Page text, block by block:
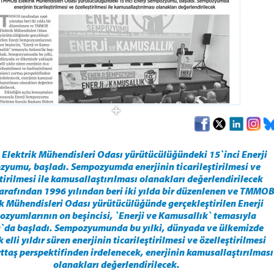
Elektrik Mühendisleri Odası yürütücülüğündeki 15`inci Enerji
başladı. Sempozyumda enerjinin ticarileştirilmesi ve
ile kamusallaştırılması olanakları değerlendirilecek
1996 yılından beri iki yılda bir düzenlenen ve TMMOB
Mühendisleri Odası yürütücülüğünde gerçekleştirilen Enerji
on beşincisi, `Enerji ve Kamusallık` temasıyla
başladı. Sempozyumunda bu yılki, dünyada ve ülkemizde
elli yıldır süren enerjinin ticarileştirilmesi ve özelleştirilmesi
perspektifinden irdelenecek, enerjinin kamusallaştırılması
olanakları değerlendirilecek.